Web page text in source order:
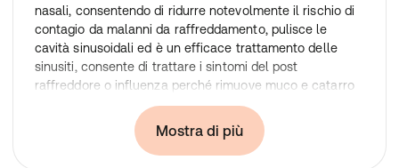
nasali, consentendo di ridurre notevolmente il rischio di
contagio da malanni da raffreddamento, pulisce le
cavità sinusoidali ed è un efficace trattamento delle
sinusiti, consente di trattare i sintomi del post
raffreddore o influenza perché rimuove muco e catarro
dalle cavità delle alte vie respiratorie, è un ausilio nel
trattamento dell’asma, viene anche impiegata con
successo per le affezione alle orecchie, infiammazioni
dell’orecchio medio, delle otiti, etc. Aiuta a migliorare la
Mostra di più